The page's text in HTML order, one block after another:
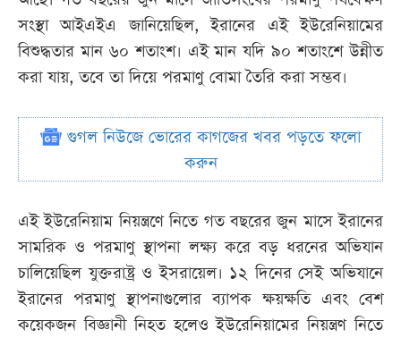
সংস্থা আইএইএ জানিয়েছিল, ইরানের এই ইউরেনিয়ামের
বিশুদ্ধতার মান ৬০ শতাংশ। এই মান যদি ৯০ শতাংশে উন্নীত
করা যায়, তবে তা দিয়ে পরমাণু বোমা তৈরি করা সম্ভব।
গুগল নিউজে ভোরের কাগজের খবর পড়তে ফলো
করুন
এই ইউরেনিয়াম নিয়ন্ত্রণে নিতে গত বছরের জুন মাসে ইরানের
সামরিক ও পরমাণু স্থাপনা লক্ষ্য করে বড় ধরনের অভিযান
চালিয়েছিল যুক্তরাষ্ট্র ও ইসরায়েল। ১২ দিনের সেই অভিযানে
ইরানের পরমাণু স্থাপনাগুলোর ব্যাপক ক্ষয়ক্ষতি এবং বেশ
কয়েকজন বিজ্ঞানী নিহত হলেও ইউরেনিয়ামের নিয়ন্ত্রণ নিতে